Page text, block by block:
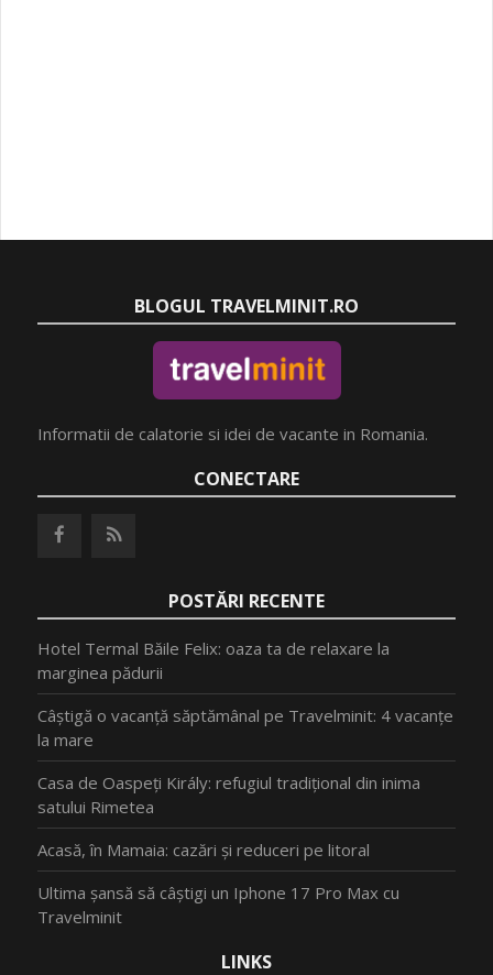
BLOGUL TRAVELMINIT.RO
Informatii de calatorie si idei de vacante in Romania.
CONECTARE
POSTĂRI RECENTE
Hotel Termal Băile Felix: oaza ta de relaxare la
marginea pădurii
Câștigă o vacanță săptămânal pe Travelminit: 4 vacanțe
la mare
Casa de Oaspeți Király: refugiul tradițional din inima
satului Rimetea
Acasă, în Mamaia: cazări și reduceri pe litoral
Ultima șansă să câștigi un Iphone 17 Pro Max cu
Travelminit
LINKS